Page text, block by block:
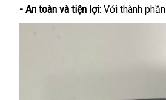
- An toàn và tiện lợi: Với thành phần